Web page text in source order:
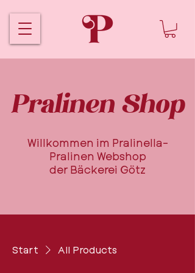
Pralinen Shop
Willkommen im Pralinella-
Pralinen Webshop
der Bäckerei Götz
Start All Products